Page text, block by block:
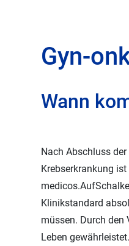
Gyn-
Wann
Nach Abschluss
Krebserkrankung
Klinikstandard
müssen. Durch den
Leben